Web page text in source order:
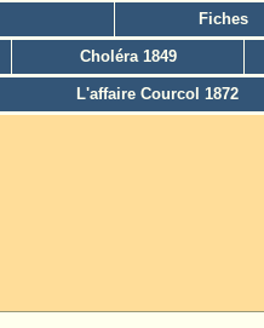
Fiches
Choléra 1849
L'affaire Courcol 1872